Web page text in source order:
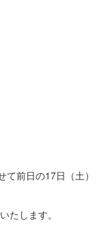
前日の17日（土）
たします。